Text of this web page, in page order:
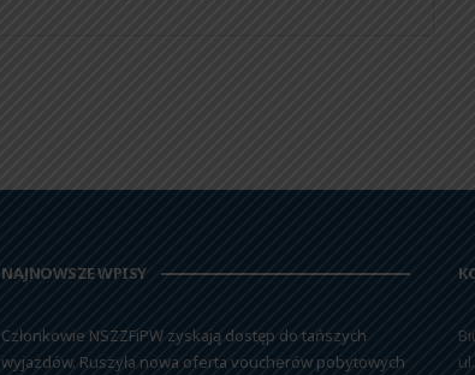
NAJNOWSZE WPISY
Członkowie NSZZFiPW zyskają dostęp do tańszych
wyjazdów. Ruszyła nowa oferta voucherów pobytowych